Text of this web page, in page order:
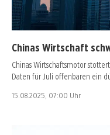
Chinas Wirtschaft
Chinas Wirtschaftsmotor
Daten für Juli offenbaren ein
15.08.2025, 07:00 Uhr